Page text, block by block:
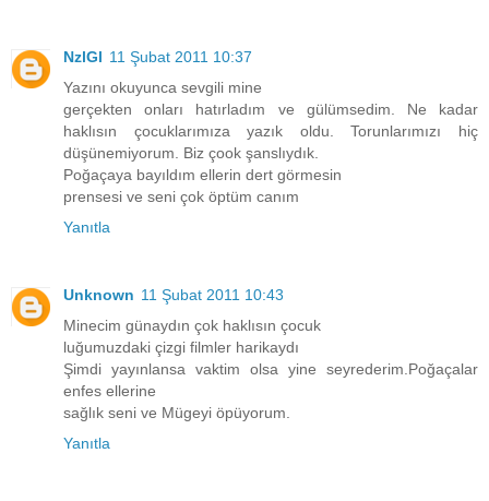
NzlGl 11 Şubat 2011 10:37
Yazını okuyunca sevgili mine
gerçekten onları hatırladım ve gülümsedim. Ne kadar
haklısın çocuklarımıza yazık oldu. Torunlarımızı hiç
düşünemiyorum. Biz çook şanslıydık.
Poğaçaya bayıldım ellerin dert görmesin
prensesi ve seni çok öptüm canım
Yanıtla
Unknown 11 Şubat 2011 10:43
Minecim günaydın çok haklısın çocuk
luğumuzdaki çizgi filmler harikaydı
Şimdi yayınlansa vaktim olsa yine seyrederim.Poğaçalar
enfes ellerine
sağlık seni ve Mügeyi öpüyorum.
Yanıtla